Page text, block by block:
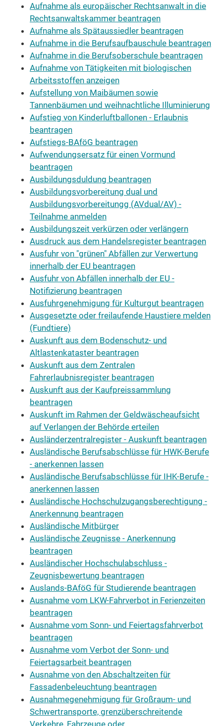
Aufnahme als europäischer Rechtsanwalt in die
Rechtsanwaltskammer beantragen
Aufnahme als Spätaussiedler beantragen
Aufnahme in die Berufsaufbauschule beantragen
Aufnahme in die Berufsoberschule beantragen
Aufnahme von Tätigkeiten mit biologischen
Arbeitsstoffen anzeigen
Aufstellung von Maibäumen sowie
Tannenbäumen und weihnachtliche Illuminierung
Aufstieg von Kinderluftballonen - Erlaubnis
beantragen
Aufstiegs-BAföG beantragen
Aufwendungsersatz für einen Vormund
beantragen
Ausbildungsduldung beantragen
Ausbildungsvorbereitung dual und
Ausbildungsvorbereitungg (AVdual/AV) -
Teilnahme anmelden
Ausbildungszeit verkürzen oder verlängern
Ausdruck aus dem Handelsregister beantragen
Ausfuhr von "grünen" Abfällen zur Verwertung
innerhalb der EU beantragen
Ausfuhr von Abfällen innerhalb der EU -
Notifizierung beantragen
Ausfuhrgenehmigung für Kulturgut beantragen
Ausgesetzte oder freilaufende Haustiere melden
(Fundtiere)
Auskunft aus dem Bodenschutz- und
Altlastenkataster beantragen
Auskunft aus dem Zentralen
Fahrerlaubnisregister beantragen
Auskunft aus der Kaufpreissammlung
beantragen
Auskunft im Rahmen der Geldwäscheaufsicht
auf Verlangen der Behörde erteilen
Ausländerzentralregister - Auskunft beantragen
Ausländische Berufsabschlüsse für HWK-Berufe
- anerkennen lassen
Ausländische Berufsabschlüsse für IHK-Berufe -
anerkennen lassen
Ausländische Hochschulzugangsberechtigung -
Anerkennung beantragen
Ausländische Mitbürger
Ausländische Zeugnisse - Anerkennung
beantragen
Ausländischer Hochschulabschluss -
Zeugnisbewertung beantragen
Auslands-BAföG für Studierende beantragen
Ausnahme vom LKW-Fahrverbot in Ferienzeiten
beantragen
Ausnahme vom Sonn- und Feiertagsfahrverbot
beantragen
Ausnahme vom Verbot der Sonn- und
Feiertagsarbeit beantragen
Ausnahme von den Abschaltzeiten für
Fassadenbeleuchtung beantragen
Ausnahmegenehmigung für Großraum- und
Schwertransporte, grenzüberschreitende